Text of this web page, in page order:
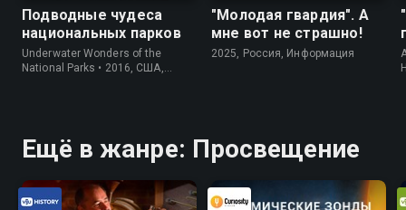
Подводные чудеса
национальных парков
Underwater Wonders of the
National Parks • 2016, США,
"Молодая гвардия". А
мне вот не страшно!
2025, Россия, Информация
Ещё в жанре: Просвещение